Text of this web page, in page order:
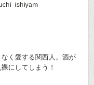
く愛する関西人。酒が
にしてしまう！